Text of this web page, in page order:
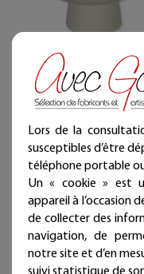
Coupelle artisanal en
jesmonite - Coloris
choix
27,00 €
Livraison offerte
(en France
Expédié sous 24/
Lors de la
susceptibles d’être
téléphone portable
Un « cookie » est
appareil à l’occasion
de collecter des
navigation, de
notre site et d’en
suivi statistique de